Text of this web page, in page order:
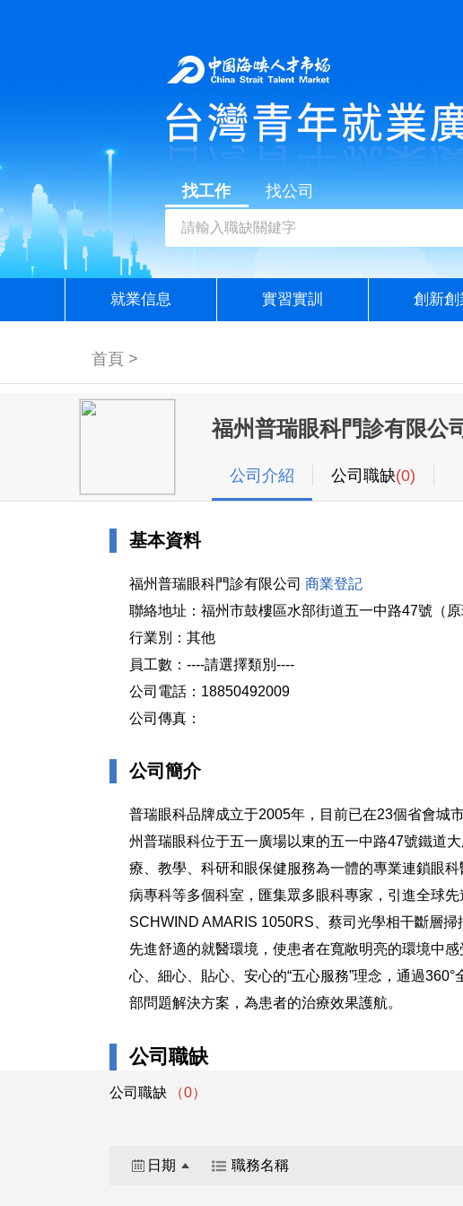
找工作 找公司
就業信息 實習實訓 創新創
首頁 >
福州普瑞眼科門診有限公
公司介紹 公司職缺(0)
基本資料
福州普瑞眼科門診有限公司 商業登記
聯絡地址：福州市鼓樓區水部街道五一中路47號（
行業別：其他
員工數：----請選擇類別----
公司電話：18850492009
公司傳真：
公司簡介
普瑞眼科品牌成立于2005年，目前已在23個省會城
州普瑞眼科位于五一廣場以東的五一中路47號鐵道
療、教學、科研和眼保健服務為一體的專業連鎖眼
病專科等多個科室，匯集眾多眼科專家，引進全球
SCHWIND AMARIS 1050RS、蔡司光學相干斷層
先進舒適的就醫環境，使患者在寬敞明亮的環境中
心、細心、貼心、安心的“五心服務”理念，通過
部問題解決方案，為患者的治療效果護航。
公司職缺
公司職缺 （0）
日期 職務名稱